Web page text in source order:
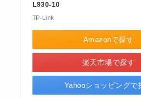
L930-10
TP-Link
Amazonで探す
楽天市場で探す
Yahooショッピングで